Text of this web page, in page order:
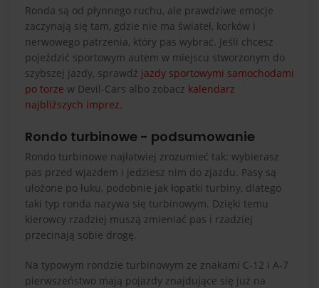
Ronda są od płynnego ruchu, ale prawdziwe emocje
zaczynają się tam, gdzie nie ma świateł, korków i
nerwowego patrzenia, który pas wybrać. Jeśli chcesz
pojeździć sportowym autem w miejscu stworzonym do
szybszej jazdy, sprawdź jazdy sportowymi samochodami
po torze w Devil-Cars albo zobacz kalendarz
najbliższych imprez.
Rondo turbinowe - podsumowanie
Rondo turbinowe najłatwiej zrozumieć tak: wybierasz
pas przed wjazdem i jedziesz nim do zjazdu. Pasy są
ułożone po łuku, podobnie jak łopatki turbiny, dlatego
taki typ ronda nazywa się turbinowym. Dzięki temu
kierowcy rzadziej muszą zmieniać pas i rzadziej
przecinają sobie drogę.
Na typowym rondzie turbinowym ze znakami C-12 i A-7
pierwszeństwo mają pojazdy znajdujące się już na